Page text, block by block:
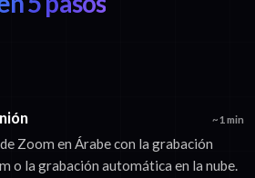
~1 min
Zoom en Árabe con la grabación
o la grabación automática en la nube.